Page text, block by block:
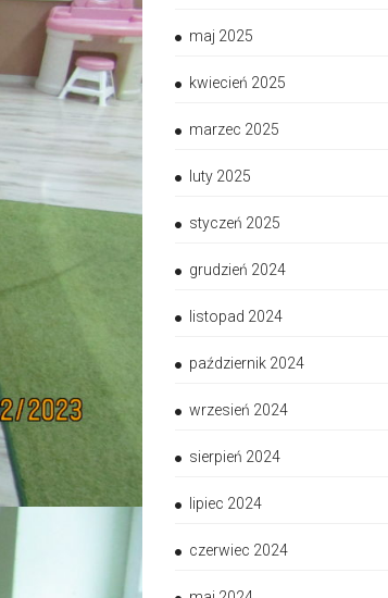
maj 2025
kwiecień 2025
marzec 2025
luty 2025
styczeń 2025
grudzień 2024
listopad 2024
październik 2024
wrzesień 2024
sierpień 2024
lipiec 2024
czerwiec 2024